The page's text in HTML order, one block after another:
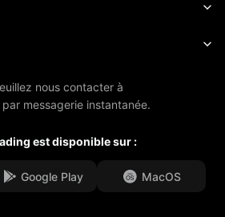
nous contacter à
par messagerie instantanée.
est disponible sur :
Google Play MacOS